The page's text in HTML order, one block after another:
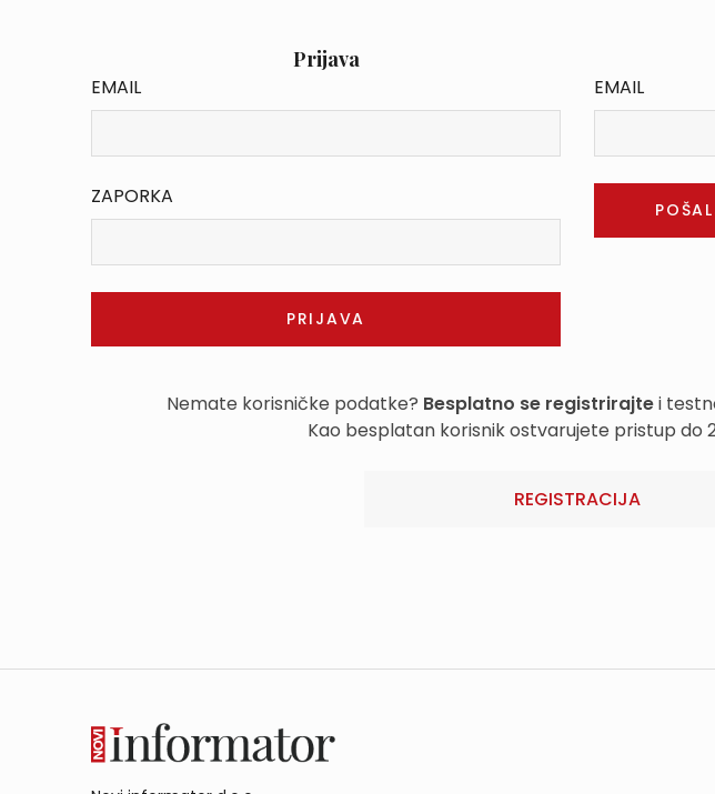
Prijava
EMAIL
ZAPORKA
EMAIL
Nemate korisničke podatke? Besplatno se registrirajtei
Kao besplatan korisnik ostvarujete pristup do
REGISTRACIJA